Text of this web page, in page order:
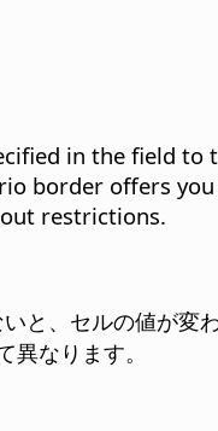
in the field
border offers
restrictions.
、セルの値が変
異なります。